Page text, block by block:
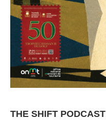
THE SHIFT PODCAST